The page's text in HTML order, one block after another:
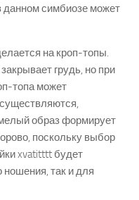
данном симбиозе может
на кроп-топы.
грудь, но при
топа может
образ формирует
поскольку выбор
xvatitttt будет
ношения, так и для